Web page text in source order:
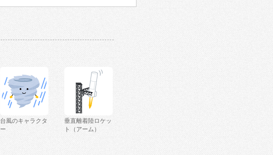
台風のキャラクタ
ー
垂直離着陸ロケッ
ト（アーム）